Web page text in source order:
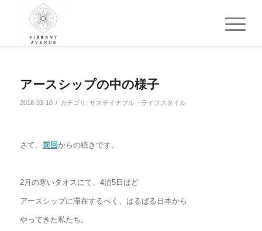
アースシップの中の様子
2018-03-10 / カテゴリ: サステイナブル・ライフスタイル
さて。 前回からの続きです。
2月の寒いタオスにて、4泊5日ほど
アースシップに滞在するべく、はるばる日本から
やってきた私たち。